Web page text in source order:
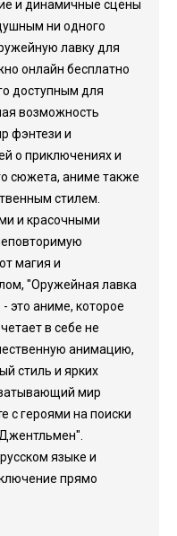
и динамичные сцены
ни одного
лавку для
онлайн бесплатно
доступным для
возможность
фэнтези и
о приключениях и
сюжета, аниме также
стилем.
и красочными
магия и
"Оружейная лавка
это аниме, которое
в себе не
анимацию,
стиль и ярких
мир
с героями на поиски
языке и
прямо